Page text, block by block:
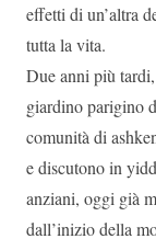
effetti di un’altra
tutta la vita.
Due anni più
giardino parigino
comunità di
e discutono in
anziani, oggi già
dall’inizio della